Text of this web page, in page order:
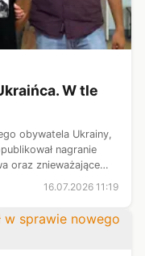
W tle
obywatela Ukrainy,
nagranie
oraz znieważające
16.07.2026 11:19